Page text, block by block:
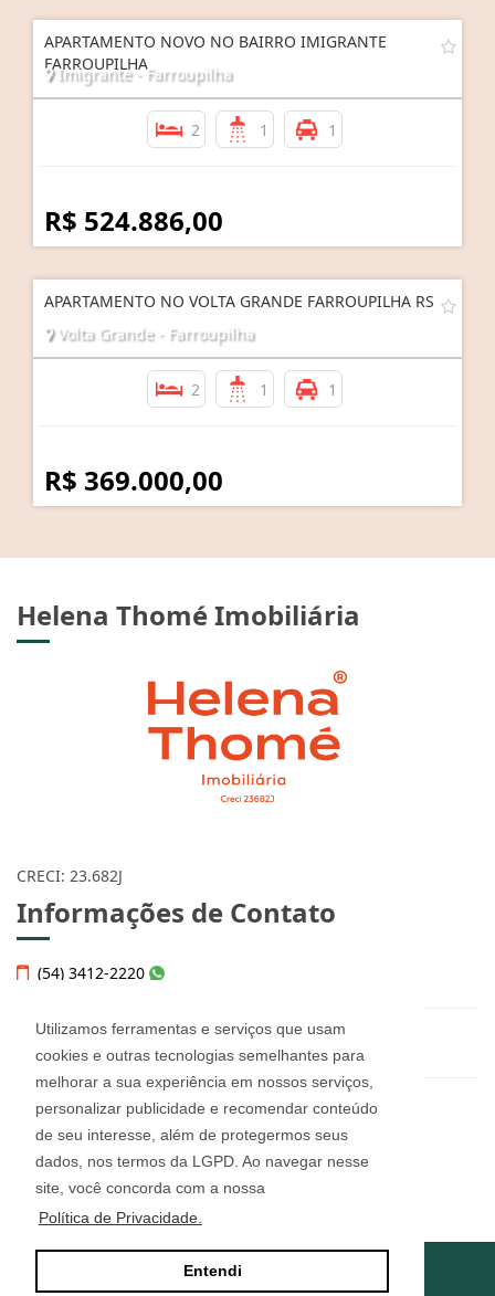
Utilizamos ferramentas e serviços que usam
cookies e outras tecnologias semelhantes para
melhorar a sua experiência em nossos serviços,
personalizar publicidade e recomendar conteúdo
de seu interesse, além de protegermos seus
dados, nos termos da LGPD. Ao navegar nesse
site, você concorda com a nossa
Política de Privacidade.
Entendi
APARTAMENTO NOVO NO BAIRRO IMIGRANTE
FARROUPILHA
Imigrante - Farroupilha
2 1 1
R$ 524.886,00
APARTAMENTO NO VOLTA GRANDE FARROUPILHA RS
Volta Grande - Farroupilha
2 1 1
R$ 369.000,00
Helena Thomé Imobiliária
CRECI: 23.682J
Informações de Contato
(54) 3412-2220
helena@imobiliariahelena.com.br
Helena Thomé Imobiliária - 23.682J
Rua Júlio de Castilhos, n° 455, sala 12
Bairro Imigrante - Farroupilha/RS
CEP: 95180-160
ImóvelOffice© - Todos os direitos reservados